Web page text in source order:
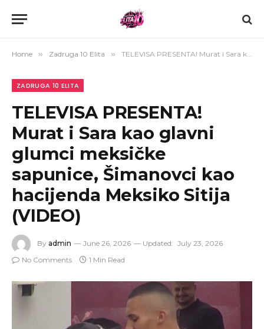
Home » Zadruga 10 Elita » TELEVISA PRESENTA! Murat i Sara kao glavni glumci meksičke sapunice, Šimanovci kao hacijenda Meksiko Sitija (VIDEO)
ZADRUGA 10 ELITA
TELEVISA PRESENTA!
Murat i Sara kao glavni
glumci meksičke
sapunice, Šimanovci kao
hacijenda Meksiko Sitija
(VIDEO)
By admin June 26, 2026 Updated: July 23, 2026
No Comments
1 Min Read